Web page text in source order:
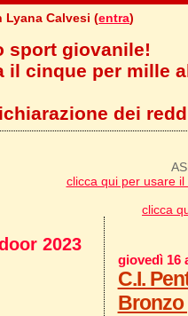
Lyana Calvesi (entra)
sport giovanile!
il cinque per mille
dei
clicca qui per usare
clicca
giovedì 16
C.I.
Bronzo
2023